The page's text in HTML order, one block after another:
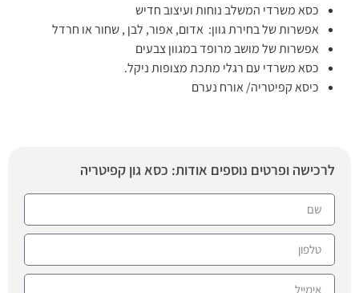
כסא משרדי המשלב נוחות ועיצוב חדיש
אפשרות של בחירת גוון: אדום, אפור, לבן , שחור או חרדל
אפשרות של מושב מרופד במגוון צבעים
כסא משרדי עם רגלי מתכת מצופות ניקל.
כיסא קפיטריה/ אורח נערם
לרכישה ופרטים נוספים אודות: כסא גון קפיטריה